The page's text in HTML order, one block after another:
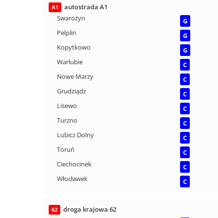
A1
autostrada A1
Swarożyn
G
Pelplin
G
Kopytkowo
G
Warlubie
C
Nowe Marzy
C
Grudziądz
C
Lisewo
C
Turzno
C
Lubicz Dolny
C
Toruń
C
Ciechocinek
C
Włocławek
C
62
droga krajowa 62